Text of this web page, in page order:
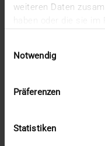
weiteren Daten
Notwendig
Präferenzen
Statistiken